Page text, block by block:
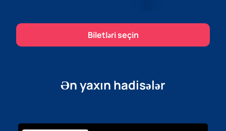
Biletləri seçin
Ən yaxın hadisələr